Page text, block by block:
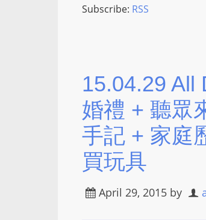
Subscribe: RSS
15.04.29 All
婚禮 + 聽眾
手記 + 家庭
買玩具
April 29, 2015 by